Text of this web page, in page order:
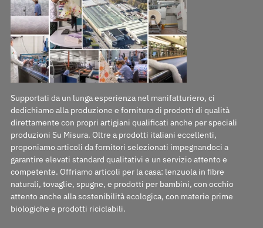
Supportati da un lunga esperienza nel manifatturiero, ci
dedichiamo alla produzione e fornitura di prodotti di qualità
direttamente con propri artigiani qualificati anche per speciali
produzioni Su Misura. Oltre a prodotti italiani eccellenti,
proponiamo articoli da fornitori selezionati impegnandoci a
garantire elevati standard qualitativi e un servizio attento e
competente. Offriamo articoli per la casa: lenzuola in fibre
naturali, tovaglie, spugne, e prodotti per bambini, con occhio
attento anche alla sostenibilità ecologica, con materie prime
biologiche e prodotti riciclabili.